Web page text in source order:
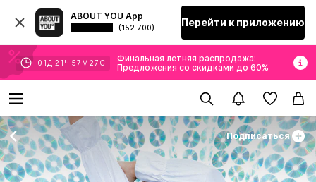
ABOUT YOU App
(152 700) Перейти к приложению
01 Д 21 Ч 57 М 26 С
Финальная летняя распродажа:
Предложения со скидками до 60%
Подписаться